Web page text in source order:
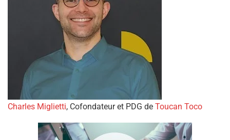
Charles Miglietti, Cofondateur et PDG de Toucan Toco